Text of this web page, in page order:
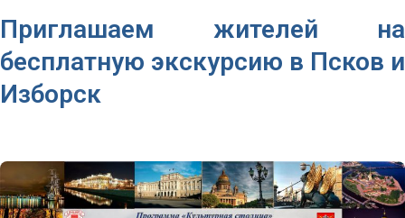
Приглашаем жителей на
бесплатную экскурсию в Псков и
Изборск